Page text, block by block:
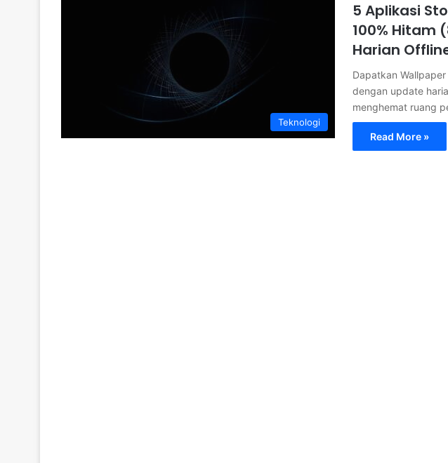
Teknologi
5 Aplikasi
100% Hitam
Harian
Dapatkan
dengan update
menghemat ruang
Read More »